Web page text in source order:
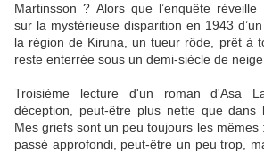
Martinsson ? Alors que l’enquête réveille
sur la mystérieuse disparition en 1943
la région de Kiruna, un tueur rôde, prêt à
reste enterrée sous un demi-siècle de
Troisième lecture d'un roman d'Asa
déception, peut-être plus nette que dans
Mes griefs sont un peu toujours les mêmes
passé approfondi, peut-être un peu trop,